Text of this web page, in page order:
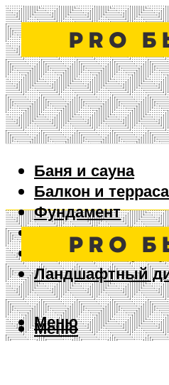
Баня и сауна
Балкон и терраса
Фундамент
Ворота и забор
Дизайн
Ландшафтный
Меню
Меню